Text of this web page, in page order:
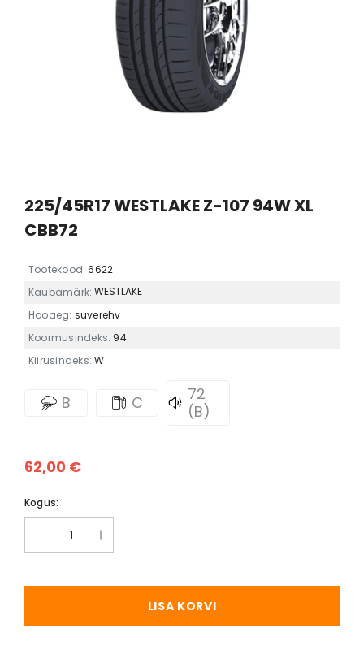
225/45R17 WESTLAKE Z-107 94W XL
CBB72
Tootekood: 6622
Kaubamärk: WESTLAKE
Hooaeg: suverehv
Koormusindeks: 94
Kiirusindeks: W
B C
72
(B)
62,00 €
Kogus:
LISA KORVI